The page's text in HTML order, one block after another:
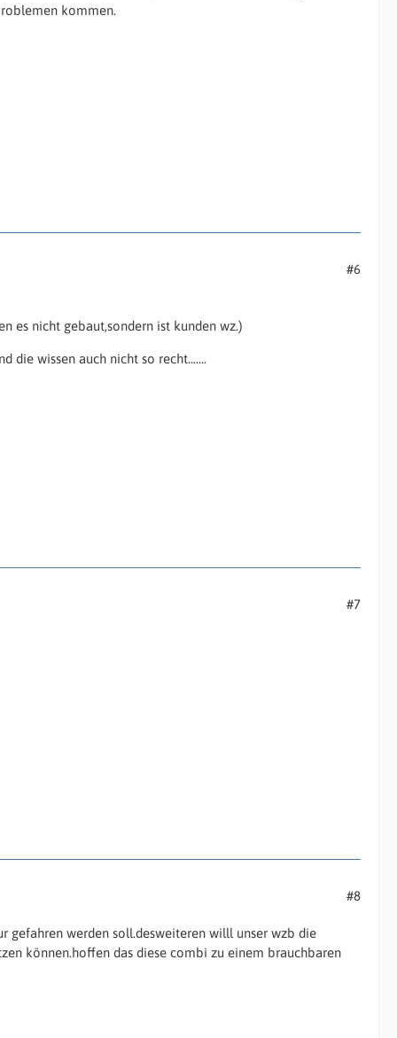
kommen.
#6
es nicht gebaut,sondern ist kunden wz.)
die wissen auch nicht so recht.......
#7
#8
gefahren werden soll.desweiteren willl unser wzb die
können.hoffen das diese combi zu einem brauchbaren